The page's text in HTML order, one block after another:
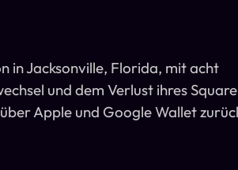
in Jacksonville, Florida, mit acht
und dem Verlust ihres
Apple und Google Wallet